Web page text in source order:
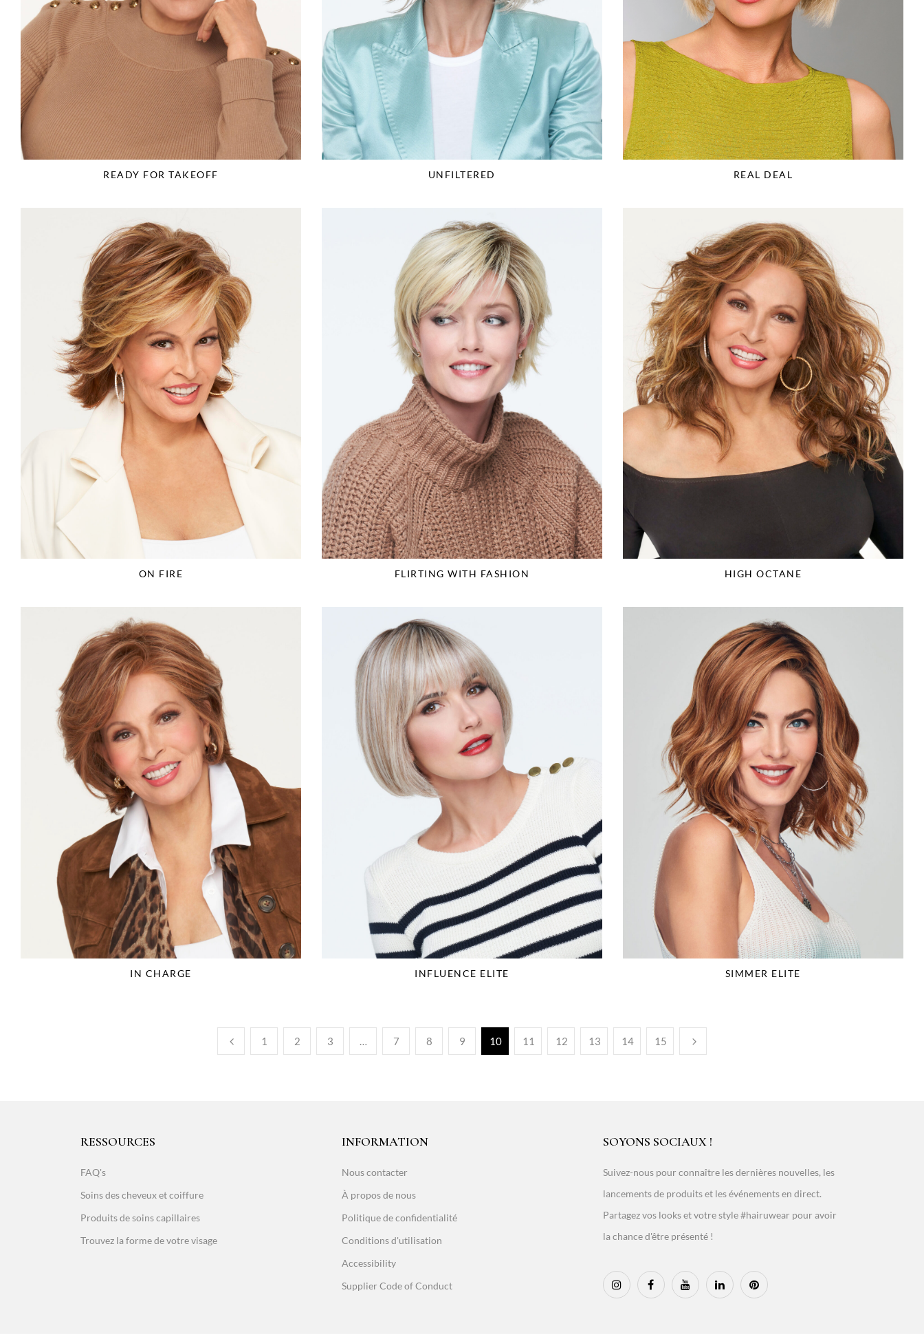
READY FOR TAKEOFF UNFILTERED REAL DEAL
ON FIRE FLIRTING WITH FASHION HIGH OCTANE
IN CHARGE INFLUENCE ELITE SIMMER ELITE
1 2 3 7 8 9 10 11 12 13 14 15
RESSOURCES
FAQ's
Soins des cheveux et coiffure
Produits de soins capillaires
Trouvez la forme de votre visage
INFORMATION
Nous contacter
À propos de nous
Politique de confidentialité
Conditions d'utilisation
Accessibility
Supplier Code of Conduct
SOYONS SOCIAUX !
Suivez-nous pour connaître les dernières nouvelles, les
lancements de produits et les événements en direct.
Partagez vos looks et votre style #hairuwear pour avoir
la chance d'être présenté !